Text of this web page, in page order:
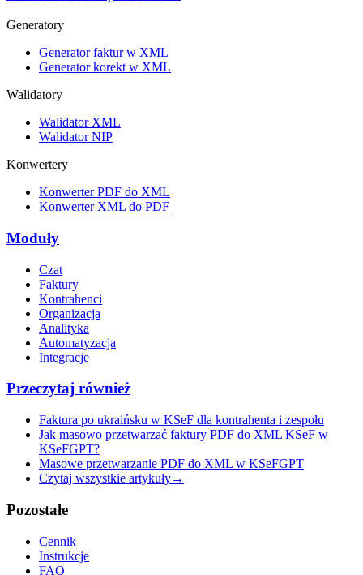
Generatory
Generator faktur w XML
Generator korekt w XML
Walidatory
Walidator XML
Walidator NIP
Konwertery
Konwerter PDF do XML
Konwerter XML do PDF
Moduły
Czat
Faktury
Kontrahenci
Organizacja
Analityka
Automatyzacja
Integracje
Przeczytaj również
Faktura po ukraińsku w KSeF dla kontrahenta i zespołu
Jak masowo przetwarzać faktury PDF do XML KSeF w
KSeFGPT?
Masowe przetwarzanie PDF do XML w KSeFGPT
Czytaj wszystkie artykuły→
Pozostałe
Cennik
Instrukcje
FAQ